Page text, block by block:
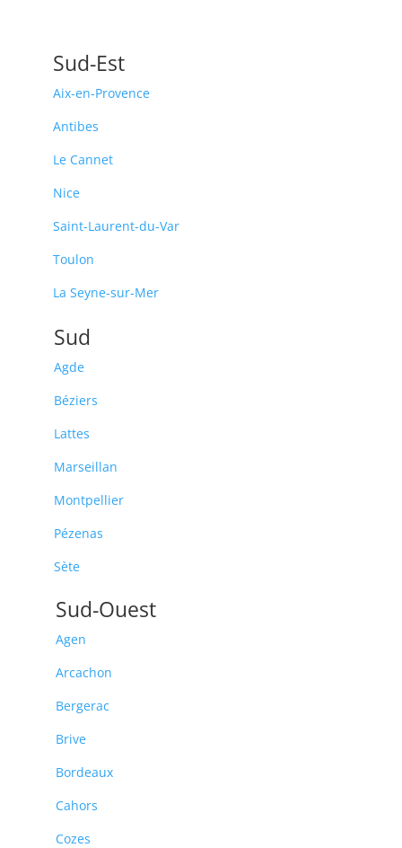
Sud-Est
Aix-en-Provence
Antibes
Le Cannet
Nice
Saint-Laurent-du-Var
Toulon
La Seyne-sur-Mer
Sud
Agde
Béziers
Lattes
Marseillan
Montpellier
Pézenas
Sète
Sud-Ouest
Agen
Arcachon
Bergerac
Brive
Bordeaux
Cahors
Cozes